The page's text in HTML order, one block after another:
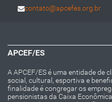
contato@apcefes.org.br
APCEF/ES
A APCEF/ES é uma entidade de
social, cultural, esportiva e
finalidade é congregar os
pensionistas da Caixa